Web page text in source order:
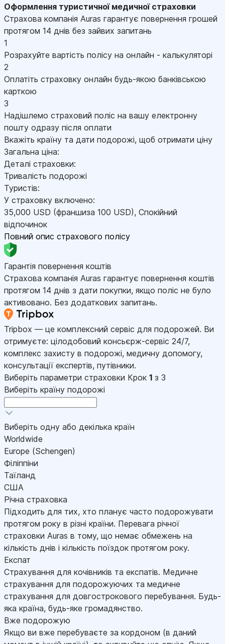
Оформлення туристичної медичної страховки
Страхова компанія Auras гарантує повернення грошей
протягом 14 днів без зайвих запитань
1
Розрахуйте вартість полісу на онлайн - калькуляторі
2
Оплатіть страховку онлайн будь-якою банківською
карткою
3
Надішлемо страховий поліс на вашу електронну
пошту одразу після оплати
Вкажіть країну та дати подорожі, щоб отримати ціну
Загальна ціна:
Деталі страховки:
Тривалість подорожі
Туристів:
У страховку включено:
35,000 USD (франшиза 100 USD), Спокійний
відпочинок
Повний опис страхового полісу
Гарантія повернення коштів
Страхова компанія Auras гарантує повернення коштів
протягом 14 днів з дати покупки, якщо поліс не було
активовано. Без додаткових запитань.
Tripbox — це комплексний сервіс для подорожей. Ви
отримуєте: цілодобовий консьєрж-сервіс 24/7,
комплекс захисту в подорожі, медичну допомогу,
консультації експертів, путівники.
Виберіть параметри страховки Крок 1 з 3
Виберіть країну подорожі
Виберіть одну або декілька країн
Worldwide
Europe (Schengen)
Філіппіни
Таїланд
США
Річна страховка
Підходить для тих, хто планує часто подорожувати
протягом року в різні країни. Перевага річної
страховки Auras в тому, що немає обмежень на
кількість днів і кількість поїздок протягом року.
Експат
Страхування для кочівників та експатів. Медичне
страхування для подорожуючих та медичне
страхування для довгострокового перебування. Будь-
яка країна, будь-яке громадянство.
Вже подорожую
Якщо ви вже перебуваєте за кордоном (в даний